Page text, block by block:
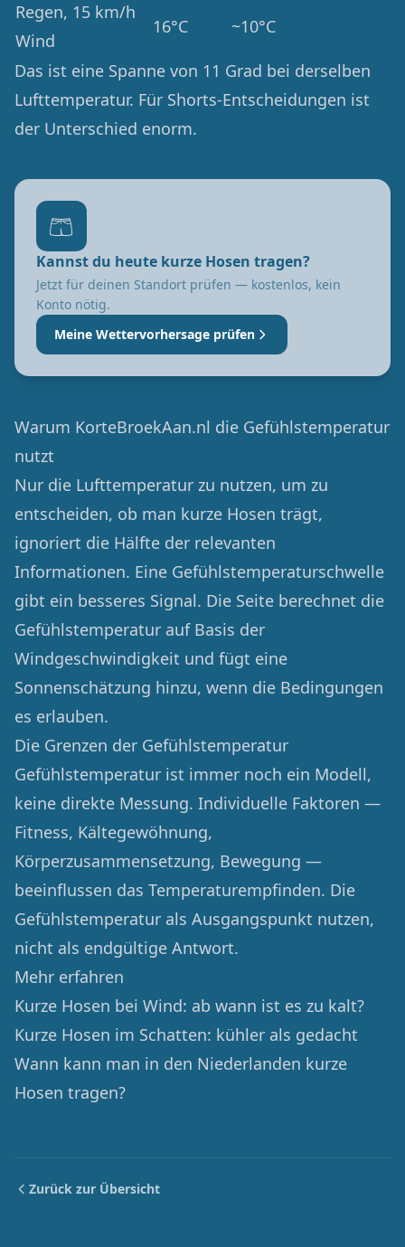
Regen, 15 km/h
Wind
16°C ~10°C
Das ist eine Spanne von 11 Grad bei derselben
Lufttemperatur. Für Shorts-Entscheidungen ist
der Unterschied enorm.
🩳
Kannst du heute kurze Hosen tragen?
Jetzt für deinen Standort prüfen — kostenlos, kein
Konto nötig.
Meine Wettervorhersage prüfen
Warum KorteBroekAan.nl die Gefühlstemperatur
nutzt
Nur die Lufttemperatur zu nutzen, um zu
entscheiden, ob man kurze Hosen trägt,
ignoriert die Hälfte der relevanten
Informationen. Eine Gefühlstemperaturschwelle
gibt ein besseres Signal. Die Seite berechnet die
Gefühlstemperatur auf Basis der
Windgeschwindigkeit und fügt eine
Sonnenschätzung hinzu, wenn die Bedingungen
es erlauben.
Die Grenzen der Gefühlstemperatur
Gefühlstemperatur ist immer noch ein Modell,
keine direkte Messung. Individuelle Faktoren —
Fitness, Kältegewöhnung,
Körperzusammensetzung, Bewegung —
beeinflussen das Temperaturempfinden. Die
Gefühlstemperatur als Ausgangspunkt nutzen,
nicht als endgültige Antwort.
Mehr erfahren
Kurze Hosen bei Wind: ab wann ist es zu kalt?
Kurze Hosen im Schatten: kühler als gedacht
Wann kann man in den Niederlanden kurze
Hosen tragen?
Zurück zur Übersicht